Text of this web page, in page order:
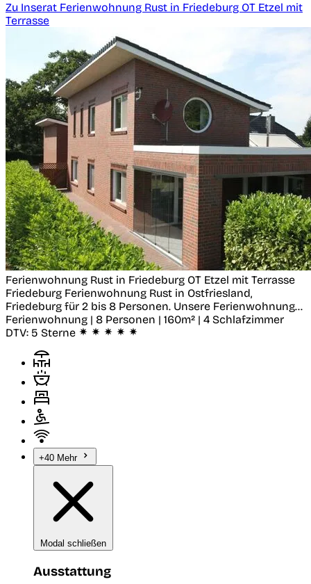
Zu Inserat Ferienwohnung Rust in Friedeburg OT Etzel mit
Terrasse
Ferienwohnung Rust in Friedeburg OT Etzel mit Terrasse
Friedeburg Ferienwohnung Rust in Ostfriesland,
Friedeburg für 2 bis 8 Personen. Unsere Ferienwohnung...
Ferienwohnung | 8 Personen | 160m² | 4 Schlafzimmer
DTV: 5 Sterne
+40 Mehr
Modal schließen
Ausstattung